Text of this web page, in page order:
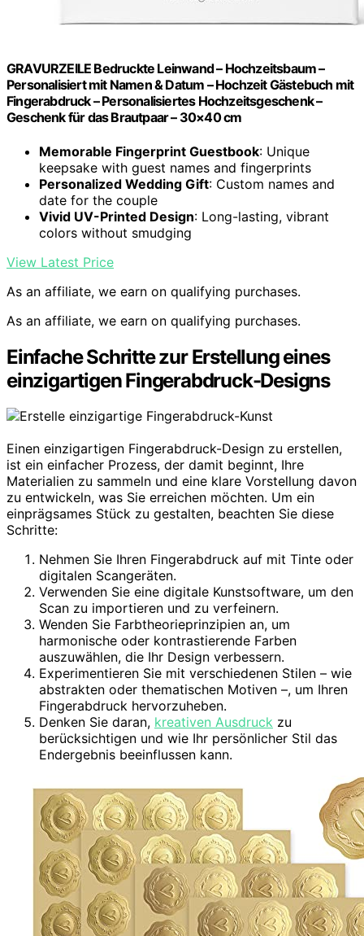
GRAVURZEILE Bedruckte Leinwand – Hochzeitsbaum –
Personalisiert mit Namen & Datum – Hochzeit Gästebuch mit
Fingerabdruck – Personalisiertes Hochzeitsgeschenk –
Geschenk für das Brautpaar – 30×40 cm
Memorable Fingerprint Guestbook: Unique
keepsake with guest names and fingerprints
Personalized Wedding Gift: Custom names and
date for the couple
Vivid UV-Printed Design: Long-lasting, vibrant
colors without smudging
View Latest Price
As an affiliate, we earn on qualifying purchases.
As an affiliate, we earn on qualifying purchases.
Einfache Schritte zur Erstellung eines
einzigartigen Fingerabdruck-Designs
Einen einzigartigen Fingerabdruck-Design zu erstellen,
ist ein einfacher Prozess, der damit beginnt, Ihre
Materialien zu sammeln und eine klare Vorstellung davon
zu entwickeln, was Sie erreichen möchten. Um ein
einprägsames Stück zu gestalten, beachten Sie diese
Schritte:
Nehmen Sie Ihren Fingerabdruck auf mit Tinte oder
digitalen Scangeräten.
Verwenden Sie eine digitale Kunstsoftware, um den
Scan zu importieren und zu verfeinern.
Wenden Sie Farbtheorieprinzipien an, um
harmonische oder kontrastierende Farben
auszuwählen, die Ihr Design verbessern.
Experimentieren Sie mit verschiedenen Stilen – wie
abstrakten oder thematischen Motiven –, um Ihren
Fingerabdruck hervorzuheben.
Denken Sie daran, kreativen Ausdruck zu
berücksichtigen und wie Ihr persönlicher Stil das
Endergebnis beeinflussen kann.